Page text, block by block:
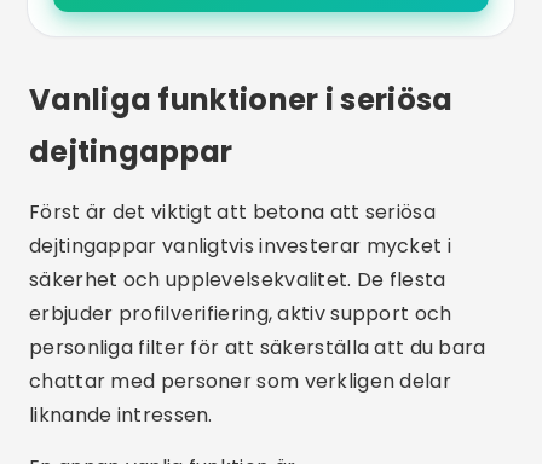
att börja ditt sökande efter den sanna kärleken.